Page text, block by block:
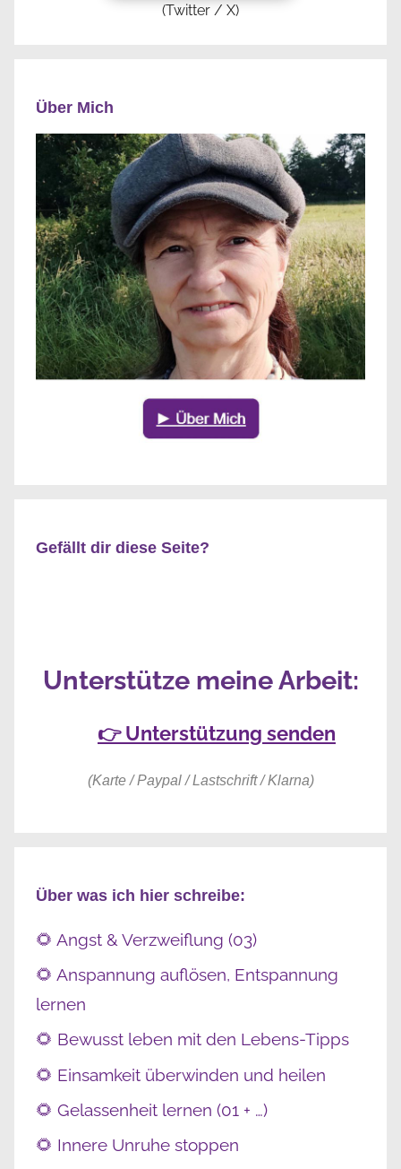
(Twitter / X)
Über Mich
Gefällt dir diese Seite?
Unterstütze meine Arbeit:
👉 Unterstützung senden
(Karte / Paypal / Lastschrift / Klarna)
Über was ich hier schreibe:
🌻 Angst & Verzweiflung (03)
🌻 Anspannung auflösen, Entspannung
lernen
🌻 Bewusst leben mit den Lebens-Tipps
🌻 Einsamkeit überwinden und heilen
🌻 Gelassenheit lernen (01 + …)
🌻 Innere Unruhe stoppen